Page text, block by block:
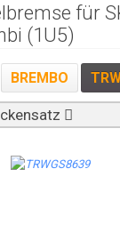
für
(1U5)
BREMBO